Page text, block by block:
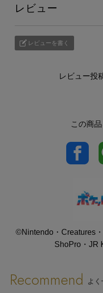
レビュー
レビューを書く
レビュー投
この商
©Nintendo・Creatures
ShoPro・JR
Recommend よ